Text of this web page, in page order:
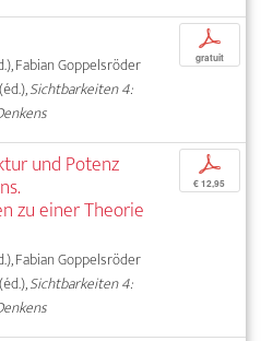
Fabian Goppelsröder
Sichtbarkeiten 4:
p
gratuit
und Potenz
zu einer Theorie
Fabian Goppelsröder
Sichtbarkeiten 4:
p
€ 12,95